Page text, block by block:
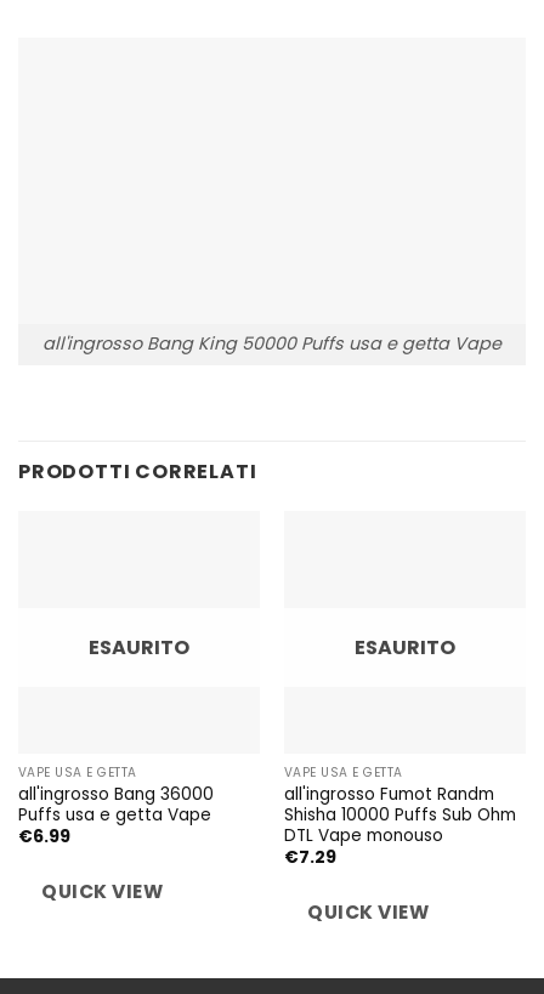
all'ingrosso Bang King 50000 Puffs usa e getta Vape
PRODOTTI CORRELATI
ESAURITO
VAPE USA E GETTA
all'ingrosso Bang 36000
Puffs usa e getta Vape
€6.99
QUICK VIEW
ESAURITO
VAPE USA E GETTA
all'ingrosso Fumot Randm
Shisha 10000 Puffs Sub Ohm
DTL Vape monouso
€7.29
QUICK VIEW